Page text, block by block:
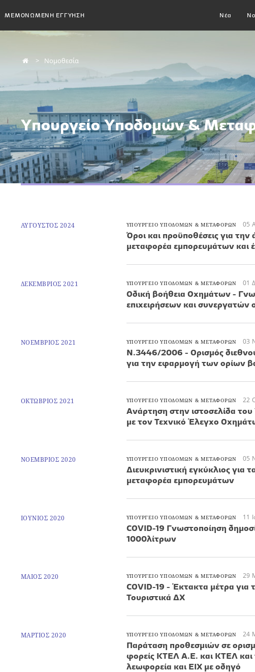
ΜΕΜΟΝΩΜΕΝΗ ΕΓΓΥΗΣΗ Νέα
Νομοθεσία
Υπουργείο Υποδομών &
ΑΥΓΟΥΣΤΟΣ 2024 ΥΠΟΥΡΓΕΙΟ ΥΠΟΔΟΜΩΝ & ΜΕΤΑΦΟΡΩΝ 05
Όροι και προϋποθέσεις για
μεταφορέα εμπορευμάτων και
ΔΕΚΕΜΒΡΙΟΣ 2021 ΥΠΟΥΡΓΕΙΟ ΥΠΟΔΟΜΩΝ & ΜΕΤΑΦΟΡΩΝ 01
Οδική βοήθεια Οχημάτων -
επιχειρήσεων και συνεργατών
ΝΟΕΜΒΡΙΟΣ 2021 ΥΠΟΥΡΓΕΙΟ ΥΠΟΔΟΜΩΝ & ΜΕΤΑΦΟΡΩΝ 03
Ν.3446/2006 - Ορισμός
για την εφαρμογή των ορίων
ΟΚΤΩΒΡΙΟΣ 2021 ΥΠΟΥΡΓΕΙΟ ΥΠΟΔΟΜΩΝ & ΜΕΤΑΦΟΡΩΝ 22
Ανάρτηση στην ιστοσελίδα
με τον Τεχνικό Έλεγχο
ΝΟΕΜΒΡΙΟΣ 2020 ΥΠΟΥΡΓΕΙΟ ΥΠΟΔΟΜΩΝ & ΜΕΤΑΦΟΡΩΝ 05
Διευκρινιστική εγκύκλιος για
μεταφορέα εμπορευμάτων
ΙΟΥΝΙΟΣ 2020 ΥΠΟΥΡΓΕΙΟ ΥΠΟΔΟΜΩΝ & ΜΕΤΑΦΟΡΩΝ 11
COVID-19 Γνωστοποίηση
1000λίτρων
ΜΑΙΟΣ 2020 ΥΠΟΥΡΓΕΙΟ ΥΠΟΔΟΜΩΝ & ΜΕΤΑΦΟΡΩΝ 29
COVID-19 - Έκτακτα μέτρα για
Τουριστικά ΔΧ
ΜΑΡΤΙΟΣ 2020 ΥΠΟΥΡΓΕΙΟ ΥΠΟΔΟΜΩΝ & ΜΕΤΑΦΟΡΩΝ 24
Παράταση προθεσμιών σε
φορείς ΚΤΕΛ Α.Ε. και ΚΤΕΛ και
λεωφορεία και ΕΙΧ με οδηγό